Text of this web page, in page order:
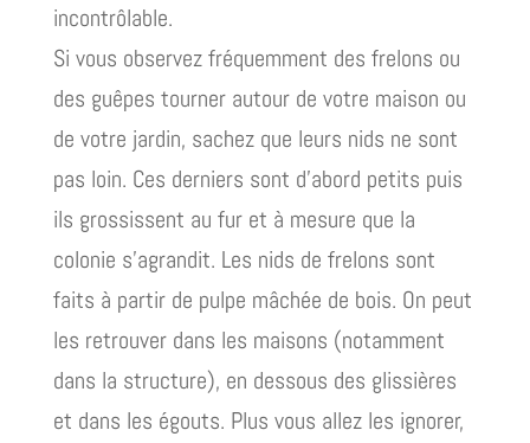
incontrôlable.
Si vous observez fréquemment des frelons ou
des guêpes tourner autour de votre maison ou
de votre jardin, sachez que leurs nids ne sont
pas loin. Ces derniers sont d’abord petits puis
ils grossissent au fur et à mesure que la
colonie s’agrandit. Les nids de frelons sont
faits à partir de pulpe mâchée de bois. On peut
les retrouver dans les maisons (notamment
dans la structure), en dessous des glissières
et dans les égouts. Plus vous allez les ignorer,